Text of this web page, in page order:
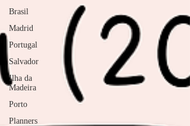
Brasil
Madrid
Portugal
Salvador
Ilha da
Madeira
Porto
Planners